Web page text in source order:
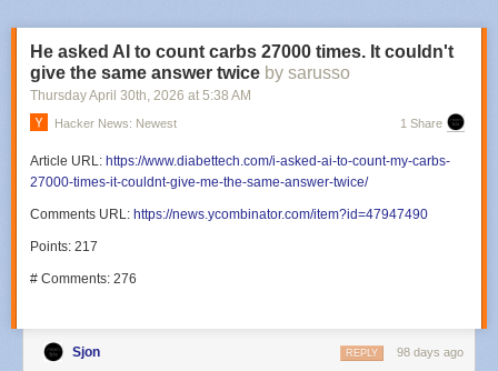
He asked AI to count carbs 27000 times. It couldn't
give the same answer twice by sarusso
Thursday April 30th, 2026 at 5:38 AM
Hacker News: Newest 1 Share
Article URL: https://www.diabettech.com/i-asked-ai-to-count-my-carbs-
27000-times-it-couldnt-give-me-the-same-answer-twice/
Comments URL: https://news.ycombinator.com/item?id=47947490
Points: 217
# Comments: 276
Sjon 98 days ago
REPLY